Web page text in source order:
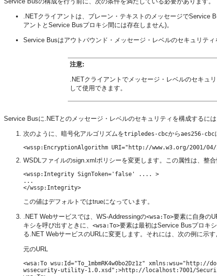
.NETクライアントは、プレーン・テキストのメッセージで
アントとService Busプロキシ間には存在しません)。
Service Busはアウトバウンド・メッセージ・レベルのセキュリテ
注意:
.NETクライアントでメッセージ・レベルのセキュ
して使用できます。
Service Busに.NETとのメッセージ・レベルのセキュリティを構成するに
次のように、暗号化アルゴリズムをtripledes-cbcからaes256-cbc
WSDLファイルのsign.xmlポリシーを変更します。この属性は、整
<wssp:Integrity SignToken='false' .... >
...
この値はデフォルトではtrueになっています。
.NET Webサービスでは、WS-Addressingの<wsa:To>要素に自身の
キシを呼び出すときに、 <wsa:To>要素は最初はService Busプロキ
る.NET WebサービスのURLに変更します。それには、次の例に示
元のURL
<wsa:To wsu:Id="To_1mbmRK4w0bo2Dz1z"
wssecurity-utility-1.0.xsd";>http://localhost:7001/